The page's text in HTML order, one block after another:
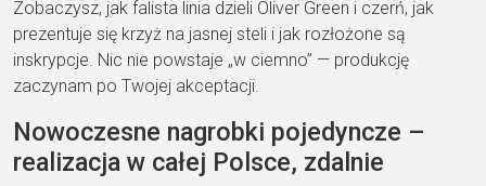
Zobaczysz, jak falista linia dzieli Oliver Green i czerń, jak
prezentuje się krzyż na jasnej steli i jak rozłożone są
inskrypcje. Nic nie powstaje „w ciemno” — produkcję
zaczynam po Twojej akceptacji.
Nowoczesne nagrobki pojedyncze –
realizacja w całej Polsce, zdalnie